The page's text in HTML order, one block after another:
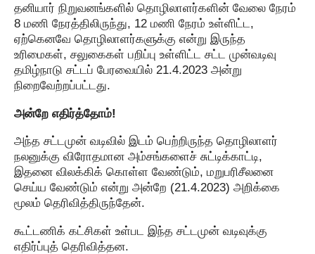
தனியார் நிறுவனங்களில் தொழிலாளர்களின் வேலை நேரம்
8 மணி நேரத்திலிருந்து, 12 மணி நேரம் உள்ளிட்ட,
ஏற்கெனவே தொழிலாளர்களுக்கு என்று இருந்த
உரிமைகள், சலுகைகள் பறிப்பு உள்ளிட்ட சட்ட முன்வடிவு
தமிழ்நாடு சட்டப் பேரவையில் 21.4.2023 அன்று
நிறைவேற்றப்பட்டது.
அன்றே எதிர்த்தோம்!
அந்த சட்டமுன் வடிவில் இடம் பெற்றிருந்த தொழிலாளர்
நலனுக்கு விரோதமான அம்சங்களைச் சுட்டிக்காட்டி,
இதனை விலக்கிக் கொள்ள வேண்டும், மறுபரிசீலனை
செய்ய வேண்டும் என்று அன்றே (21.4.2023) அறிக்கை
மூலம் தெரிவித்திருந்தேன்.
கூட்டணிக் கட்சிகள் உள்பட இந்த சட்டமுன் வடிவுக்கு
எதிர்ப்புத் தெரிவித்தன.